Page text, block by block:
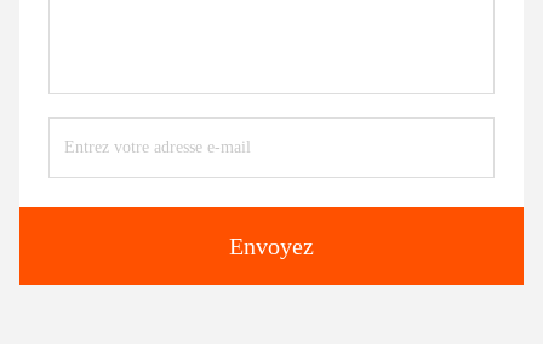
Envoyez